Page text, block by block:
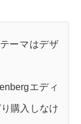
ーマはデザ
エディ
購入しなけ